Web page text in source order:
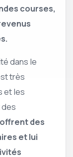
courses,
dans le
très
et les
des
et lui